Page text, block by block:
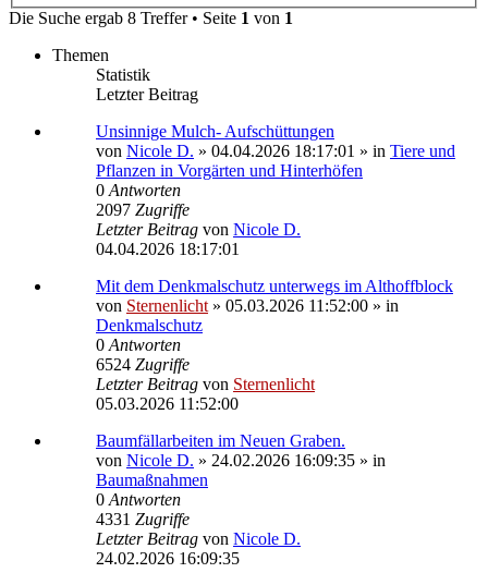
Die Suche ergab 8 Treffer • Seite 1 von 1
Themen
Statistik
Letzter Beitrag
Unsinnige Mulch- Aufschüttungen
von Nicole D. » 04.04.2026 18:17:01 » in Tiere und
Pflanzen in Vorgärten und Hinterhöfen
0 Antworten
2097 Zugriffe
Letzter Beitrag von Nicole D.
04.04.2026 18:17:01
Mit dem Denkmalschutz unterwegs im Althoffblock
von Sternenlicht » 05.03.2026 11:52:00 » in
Denkmalschutz
0 Antworten
6524 Zugriffe
Letzter Beitrag von Sternenlicht
05.03.2026 11:52:00
Baumfällarbeiten im Neuen Graben.
von Nicole D. » 24.02.2026 16:09:35 » in
Baumaßnahmen
0 Antworten
4331 Zugriffe
Letzter Beitrag von Nicole D.
24.02.2026 16:09:35